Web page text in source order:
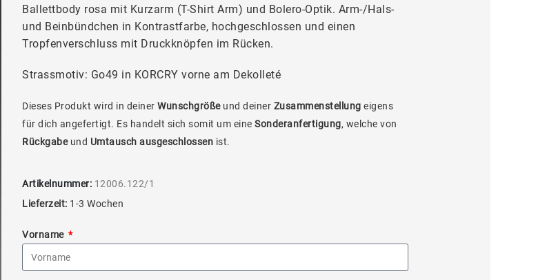
Ballettbody rosa mit Kurzarm (T-Shirt Arm) und Bolero-Optik. Arm-/Hals-
und Beinbündchen in Kontrastfarbe, hochgeschlossen und einen
Tropfenverschluss mit Druckknöpfen im Rücken.
Strassmotiv: Go49 in KORCRY vorne am Dekolleté
Dieses Produkt wird in deiner Wunschgrößeund deiner Zusammenstellung eigens
für dich angefertigt. Es handelt sich somit um eine Sonderanfertigung, welche von
Rückgabeund Umtausch ausgeschlossen ist.
Artikelnummer: 12006.122/1
Lieferzeit: 1-3 Wochen
Vorname